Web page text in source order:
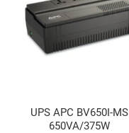
UPS APC BV650I-MS
650VA/375W